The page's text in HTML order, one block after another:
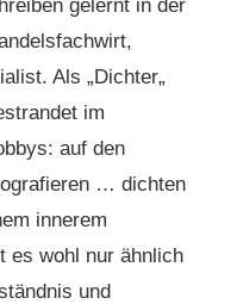
gelernt in der
Als „Dichter„
im
auf den
… dichten
innerem
es wohl nur ähnlich
und